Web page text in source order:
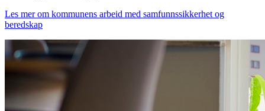
Les mer om kommunens arbeid med samfunnssikkerhet og
beredskap